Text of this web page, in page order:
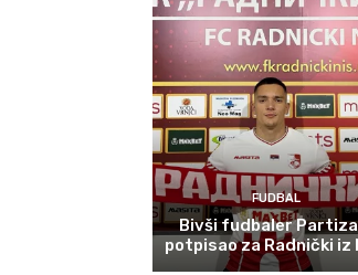
FUDBAL
Bivši fudbaler
potpisao za Radnički iz